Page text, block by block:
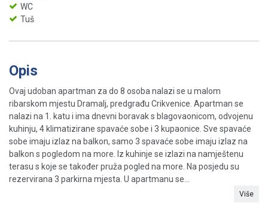
WC
Tuš
Opis
Ovaj udoban apartman za do 8 osoba nalazi se u malom
ribarskom mjestu Dramalj, predgrađu Crikvenice. Apartman se
nalazi na 1. katu i ima dnevni boravak s blagovaonicom, odvojenu
kuhinju, 4 klimatizirane spavaće sobe i 3 kupaonice. Sve spavaće
sobe imaju izlaz na balkon, samo 3 spavaće sobe imaju izlaz na
balkon s pogledom na more. Iz kuhinje se izlazi na namještenu
terasu s koje se također pruža pogled na more. Na posjedu su
rezervirana 3 parkirna mjesta. U apartmanu se...
Više